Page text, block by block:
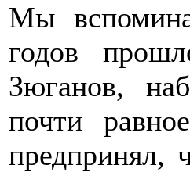
Мы
годов
Зюганов,
почти
предпринял,